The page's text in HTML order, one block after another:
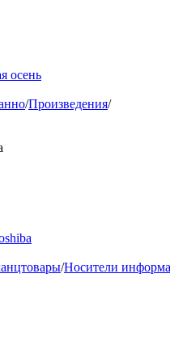
осень
/Произведения/
/Носители